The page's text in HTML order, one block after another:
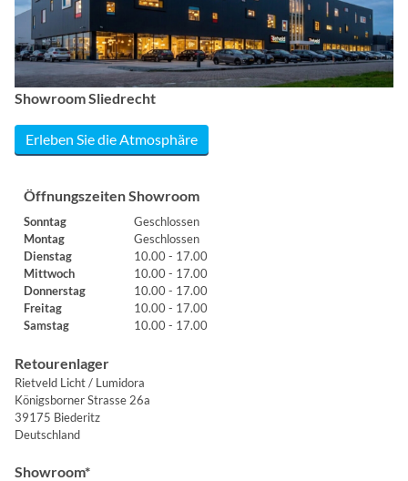
Showroom Sliedrecht
Erleben Sie die Atmosphäre
Öffnungszeiten Showroom
Sonntag
Geschlossen
Montag
Geschlossen
Dienstag
10.00 - 17.00
Mittwoch
10.00 - 17.00
Donnerstag
10.00 - 17.00
Freitag
10.00 - 17.00
Samstag
10.00 - 17.00
Retourenlager
Rietveld Licht / Lumidora
Königsborner Strasse 26a
39175 Biederitz
Deutschland
Showroom*